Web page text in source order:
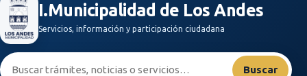
I.Municipalidad de Los Andes
Servicios, información y participación ciudadana
Buscar:
Buscar